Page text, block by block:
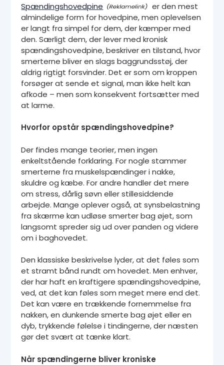
Spændingshovedpine
er den mest
almindelige form for hovedpine, men oplevelsen
er langt fra simpel for dem, der kæmper med
den. Særligt dem, der lever med kronisk
spændingshovedpine, beskriver en tilstand, hvor
smerterne bliver en slags baggrundsstøj, der
aldrig rigtigt forsvinder. Det er som om kroppen
forsøger at sende et signal, man ikke helt kan
afkode – men som konsekvent fortsætter med
at larme.
Hvorfor opstår spændingshovedpine?
Der findes mange teorier, men ingen
enkeltstående forklaring. For nogle stammer
smerterne fra muskelspændinger i nakke,
skuldre og kæbe. For andre handler det mere
om stress, dårlig søvn eller stillesiddende
arbejde. Mange oplever også, at synsbelastning
fra skærme kan udløse smerter bag øjet, som
langsomt spreder sig ud over panden og videre
om i baghovedet.
Den klassiske beskrivelse lyder, at det føles som
et stramt bånd rundt om hovedet. Men enhver,
der har haft en kraftigere spændingshovedpine,
ved, at det kan føles som meget mere end det.
Det kan være en trækkende fornemmelse fra
nakken, en dunkende smerte bag øjet eller en
dyb, trykkende følelse i tindingerne, der næsten
gør det svært at tænke klart.
Når spændingerne bliver kroniske